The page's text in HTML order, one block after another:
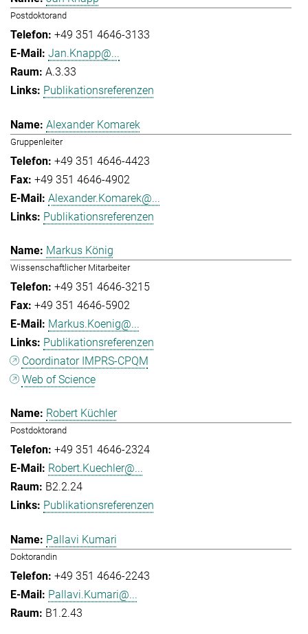
Postdoktorand
+49 351 4646-3133
Jan.Knapp@...
A.3.33
Publikationsreferenzen
Alexander Komarek
Gruppenleiter
+49 351 4646-4423
+49 351 4646-4902
Alexander.Komarek@...
Publikationsreferenzen
Markus König
Wissenschaftlicher Mitarbeiter
+49 351 4646-3215
+49 351 4646-5902
Markus.Koenig@...
Publikationsreferenzen
Coordinator IMPRS-CPQM
Web of Science
Robert Küchler
Postdoktorand
+49 351 4646-2324
Robert.Kuechler@...
B2.2.24
Publikationsreferenzen
Pallavi Kumari
Doktorandin
+49 351 4646-2243
Pallavi.Kumari@...
B1.2.43